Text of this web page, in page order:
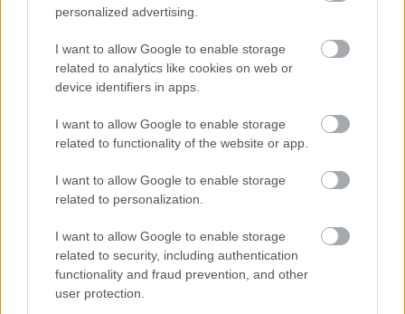
personalized advertising.
I want to allow Google to enable storage
related to analytics like cookies on web or
device identifiers in apps.
I want to allow Google to enable storage
related to functionality of the website or app.
I want to allow Google to enable storage
related to personalization.
I want to allow Google to enable storage
related to security, including authentication
functionality and fraud prevention, and other
user protection.